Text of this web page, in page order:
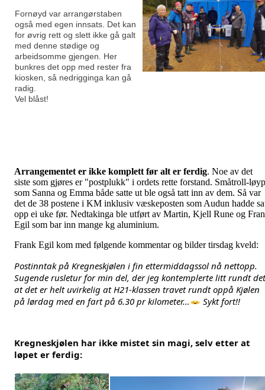
Fornøyd var arrangørstaben
også med egen innsats. Det kan
for øvrig rett og slett ikke gå galt
med denne stødige og
arbeidsomme gjengen. Her
bunkres det opp med rester fra
kiosken, så nedrigginga kan gå
radig.
Vel blåst!
Arrangementet er ikke komplett før alt er ferdig. Noe av det
siste som gjøres er "postplukk" i ordets rette forstand. Småtroll-
som Sanna og Emma både satte ut ble også tatt inn av dem. Så var
det de 38 postene i KM inklusiv væskeposten som Audun hadde
opp ei uke før. Nedtakinga ble utført av Martin, Kjell Rune og
Egil som bar inn mange kg aluminium.
Frank Egil kom med følgende kommentar og bilder tirsdag kveld:
Postinntak på Kregneskjølen i fin ettermiddagssol nå nettopp.
Sugende rusletur for min del, der jeg kontemplerte litt rundt det
at det er helt uvirkelig at H21-klassen travet rundt oppå Kjølen
på lørdag med en fart på 6.30 pr kilometer…
Sykt fort!!
Kregneskjølen har ikke mistet sin magi, selv etter at
løpet er ferdig: